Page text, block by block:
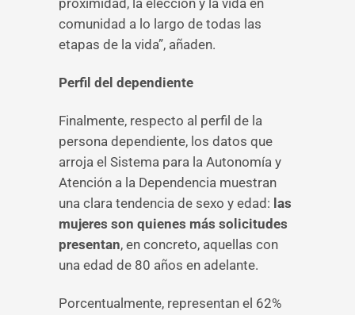
proximidad, la elección y la vida en
comunidad a lo largo de todas las
etapas de la vida”, añaden.
Perfil del dependiente
Finalmente, respecto al perfil de la
persona dependiente, los datos que
arroja el Sistema para la Autonomía y
Atención a la Dependencia muestran
una clara tendencia de sexo y edad: las
mujeres son quienes más solicitudes
presentan, en concreto, aquellas con
una edad de 80 años en adelante.
Porcentualmente, representan el 62%